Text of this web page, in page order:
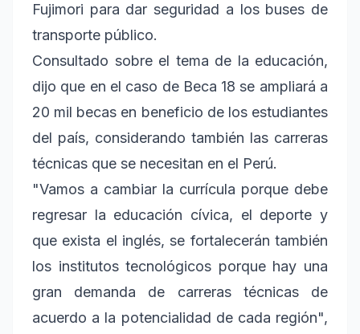
Fujimori para dar seguridad a los buses de
transporte público.
Consultado sobre el tema de la educación,
dijo que en el caso de Beca 18 se ampliará a
20 mil becas en beneficio de los estudiantes
del país, considerando también las carreras
técnicas que se necesitan en el Perú.
"Vamos a cambiar la currícula porque debe
regresar la educación cívica, el deporte y
que exista el inglés, se fortalecerán también
los institutos tecnológicos porque hay una
gran demanda de carreras técnicas de
acuerdo a la potencialidad de cada región",